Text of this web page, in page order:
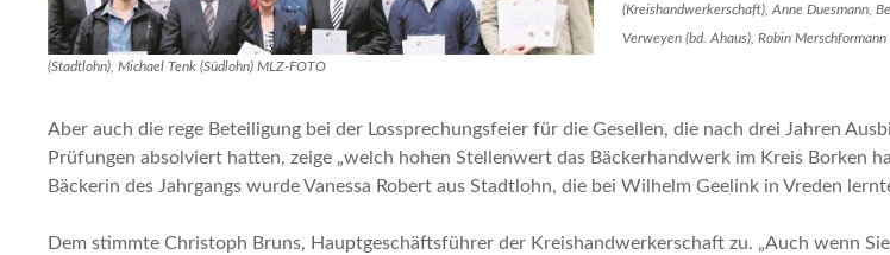
(Kreishandwerkerschaft), Anne Duesmann,
Verweyen (bd. Ahaus), Robin
(Stadtlohn), Michael Tenk (Südlohn) MLZ-FOTO
Aber auch die rege Beteiligung bei der Lossprechungsfeier für die Gesellen, die nach drei Jahren
Prüfungen absolviert hatten, zeige „welch hohen Stellenwert das Bäckerhandwerk im Kreis Borken
Bäckerin des Jahrgangs wurde Vanessa Robert aus Stadtlohn, die bei Wilhelm Geelink in Vreden
Dem stimmte Christoph Bruns, Hauptgeschäftsführer der Kreishandwerkerschaft zu. „Auch wenn